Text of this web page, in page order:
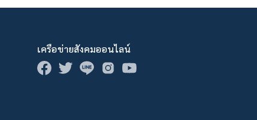
เครือข่ายสังคมออนไลน์